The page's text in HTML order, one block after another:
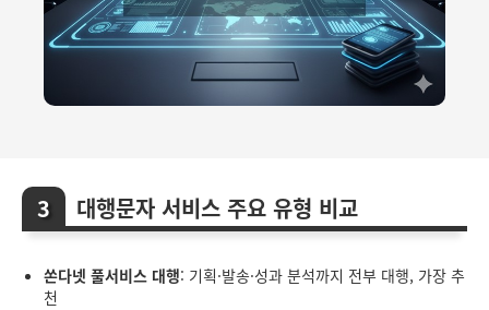
대행문자 서비스 주요 유형 비교
쏜다넷 풀서비스 대행: 기획·발송·성과 분석까지 전부 대행, 가장 추
천